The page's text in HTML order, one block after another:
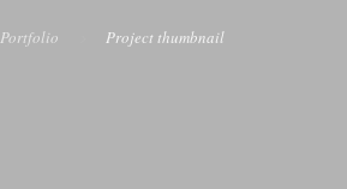
Portfolio Project thumbnail